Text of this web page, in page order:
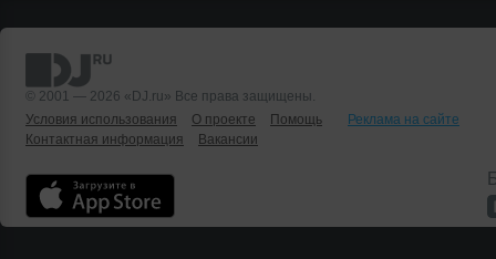
© 2001 — 2026 «DJ.ru» Все права защищены.
Условия использования
О проекте Помощь
Реклама на сайте
Контактная информация
Вакансии